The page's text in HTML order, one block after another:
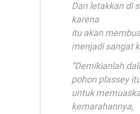
Dan letakkan di
karena
itu akan
menjadi sangat
“Demikianlah
pohon plassey
untuk
kemarahannya,